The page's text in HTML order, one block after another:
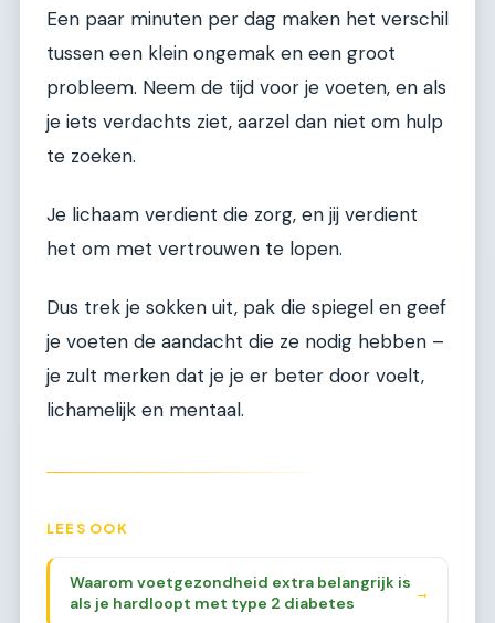
Een paar minuten per dag maken het verschil
tussen een klein ongemak en een groot
probleem. Neem de tijd voor je voeten, en als
je iets verdachts ziet, aarzel dan niet om hulp
te zoeken.
Je lichaam verdient die zorg, en jij verdient
het om met vertrouwen te lopen.
Dus trek je sokken uit, pak die spiegel en geef
je voeten de aandacht die ze nodig hebben –
je zult merken dat je je er beter door voelt,
lichamelijk en mentaal.
LEES OOK
Waarom voetgezondheid extra belangrijk is
als je hardloopt met type 2 diabetes
→